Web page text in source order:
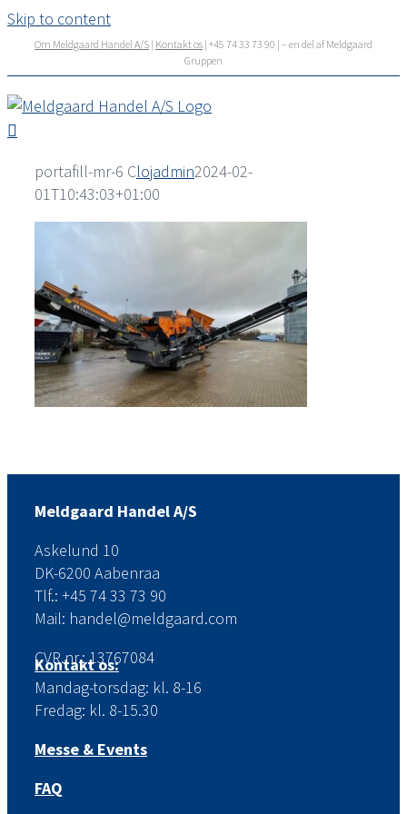
Skip to content
Om Meldgaard Handel A/S | Kontakt os | +45 74 33 73 90 | – en del af Meldgaard
Gruppen
portafill-mr-6 Clojadmin2024-02-
01T10:43:03+01:00
Meldgaard Handel A/S
Askelund 10
DK-6200 Aabenraa
Tlf.: +45 74 33 73 90
Mail: handel@meldgaard.com
CVR.nr.: 13767084
Kontakt os:
Mandag-torsdag: kl. 8-16
Fredag: kl. 8-15.30
Messe & Events
FAQ